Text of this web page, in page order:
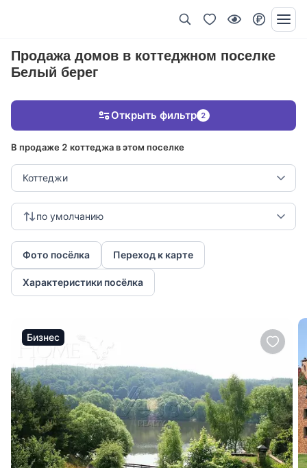
Продажа домов в коттеджном поселке
Белый берег
В продаже 2 коттеджа в этом поселке
Коттеджи
по умолчанию
Фото посёлка Переход к карте
Характеристики посёлка
Открыть фильтр 2
Бизнес